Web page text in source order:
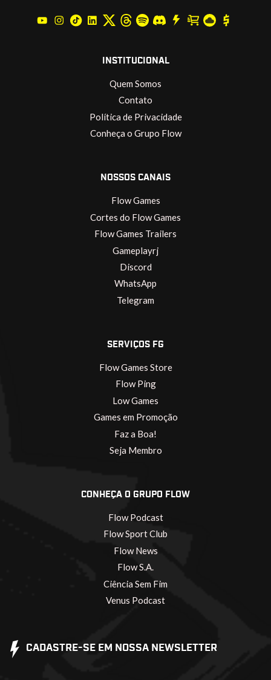
INSTITUCIONAL
Quem Somos
Contato
Política de Privacidade
Conheça o Grupo Flow
NOSSOS CANAIS
Flow Games
Cortes do Flow Games
Flow Games Trailers
Gameplayrj
Discord
WhatsApp
Telegram
SERVIÇOS FG
Flow Games Store
Flow Ping
Low Games
Games em Promoção
Faz a Boa!
Seja Membro
CONHEÇA O GRUPO FLOW
Flow Podcast
Flow Sport Club
Flow News
Flow S.A.
Ciência Sem Fim
Venus Podcast
CADASTRE-SE EM NOSSA NEWSLETTER